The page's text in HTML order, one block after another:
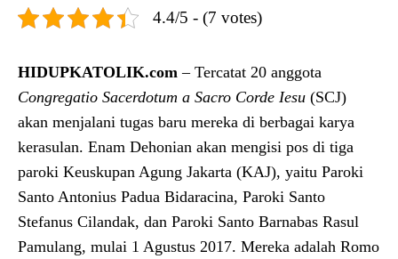
4.4/5 - (7 votes)
HIDUPKATOLIK.com – Tercatat 20 anggota
Congregatio Sacerdotum a Sacro Corde Iesu (SCJ)
akan menjalani tugas baru mereka di berbagai karya
kerasulan. Enam Dehonian akan mengisi pos di tiga
paroki Keuskupan Agung Jakarta (KAJ), yaitu Paroki
Santo Antonius Padua Bidaracina, Paroki Santo
Stefanus Cilandak, dan Paroki Santo Barnabas Rasul
Pamulang, mulai 1 Agustus 2017. Mereka adalah Romo